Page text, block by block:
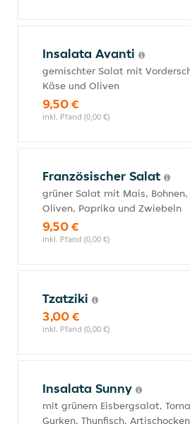
Insalata Avanti
gemischter Salat mit
Käse und Oliven
9,50 €
inkl. Pfand (0,00 €)
Französischer Salat
grüner Salat mit Mais, Bohnen,
Oliven, Paprika und Zwiebeln
9,50 €
inkl. Pfand (0,00 €)
Tzatziki
3,00 €
inkl. Pfand (0,00 €)
Insalata Sunny
mit grünem Eisbergsalat,
Gurken, Thunfisch,